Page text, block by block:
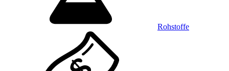
Rohstoffe